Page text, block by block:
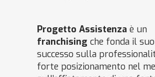
Progetto Assistenza è un
franchising che fonda il suo
successo sulla
forte posizionamento nel